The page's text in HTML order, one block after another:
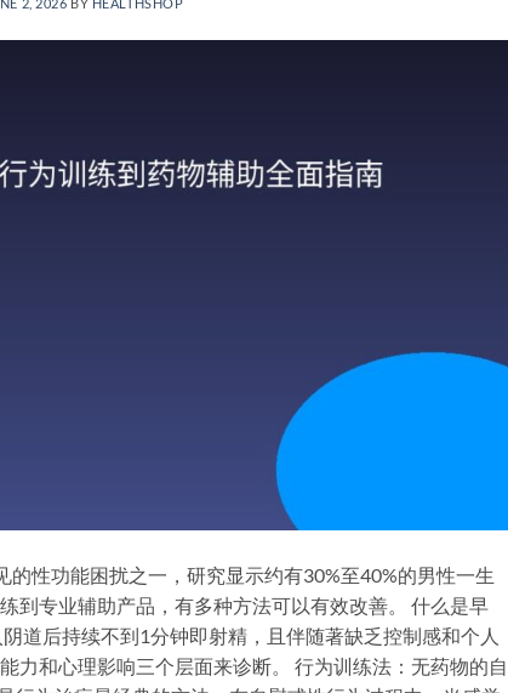
性功能困扰之一，研究显示约有30%至40%的男性一生
到专业辅助产品，有多种方法可以有效改善。 什么是早
道后持续不到1分钟即射精，且伴随著缺乏控制感和个人
力和心理影响三个层面来诊断。 行为训练法：无药物的自